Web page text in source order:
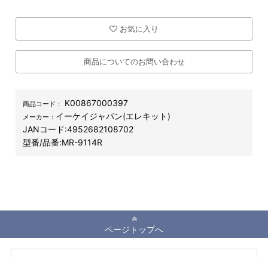
お気に入り
商品についてのお問い合わせ
商品コード： K00867000397
メーカー： イーケイジャパン(エレキット)
JANコード:4952682108702
型番/品番:MR-9114R
ページトップへ